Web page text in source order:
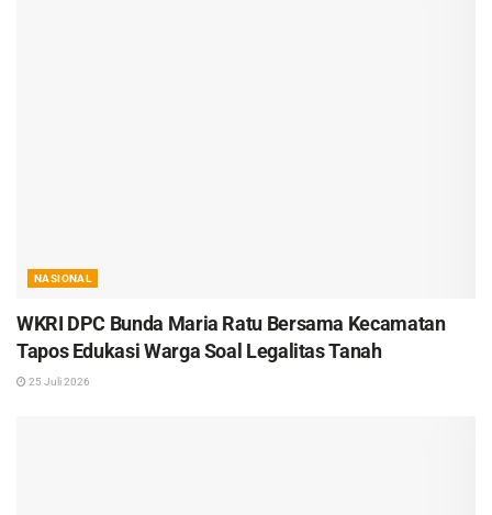
NASIONAL
WKRI DPC Bunda Maria Ratu Bersama Kecamatan
Tapos Edukasi Warga Soal Legalitas Tanah
25 Juli 2026